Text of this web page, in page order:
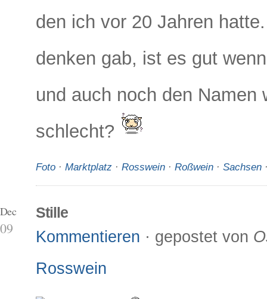
den ich vor 20 Jahren
denken gab, ist es gut
und auch noch den Namen
schlecht?
Foto · Marktplatz · Rosswein · Roßwein · Sachsen
Stille
Kommentieren · gepostet von
Rosswein